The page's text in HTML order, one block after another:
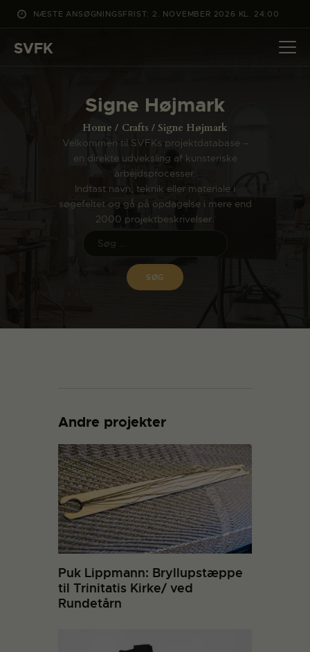
NÆSTE ANSØGNINGSFRIST: 2. NOVEMBER 2026 KL. 24:00
SVFK
Signe Højmark
Home Crafts Signe Højmark
Velkommen til SVFKs projektdatabase –
en direkte udveksling af kunsteriske
arbejdsprocesser.
Indtast navn, teknik eller materiale i
søgefeltet og gå på opdagelse i mere end
2000 projektbeskrivelser.
DET SKER
PROJEKTER
CHANNEL
ANSØG
OM SVFK
ENGLISH
Andre projekter
Puk Lippmann: Bryllupstæppe
til Trinitatis Kirke/ ved
Rundetårn